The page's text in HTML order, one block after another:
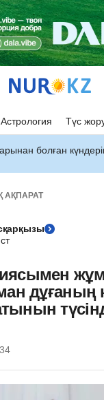
Астрология Түс
болған
АҚПАРАТ
дұғаның